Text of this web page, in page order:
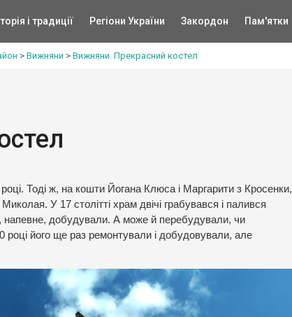
і традиції Регіони України Закордон Пам'ятки
> Вижняни > Вижняни. Прекрасний костел
Тоді ж, на кошти Йогана Клюса і Маргарити з Кросенки,
У 17 столітті храм двічі грабувався і палився
напевне, добудували. А може й перебудували, чи
році його ще раз ремонтували і добудовували, але